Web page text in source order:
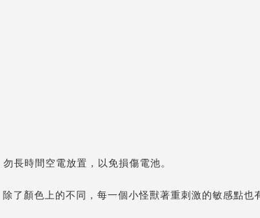
長時間空電放置，以免損傷電池。
顏色上的不同，每一個小怪獸著重刺激的敏感點也